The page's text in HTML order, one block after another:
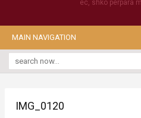
ec, shko përpara
MAIN NAVIGATION
IMG_0120